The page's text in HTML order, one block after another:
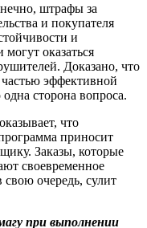
штрафы за
и покупателя
и
оказаться
Доказано, что
эффективной
сторона вопроса.
что
приносит
Заказы, которые
своевременное
очередь, сулит
при выполнении